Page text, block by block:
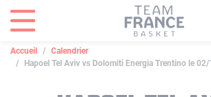
Accueil
Calendrier
Hapoel Tel Aviv vs Dolomiti Energia Trentino le
Panneau de gestion des cookies